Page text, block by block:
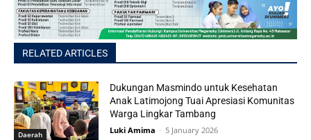
RELATED ARTICLES
Daerah
Dukungan Masmindo untuk Kesehatan
Anak Latimojong Tuai Apresiasi Komunitas
Warga Lingkar Tambang
Luki Amima - 5 January 2026